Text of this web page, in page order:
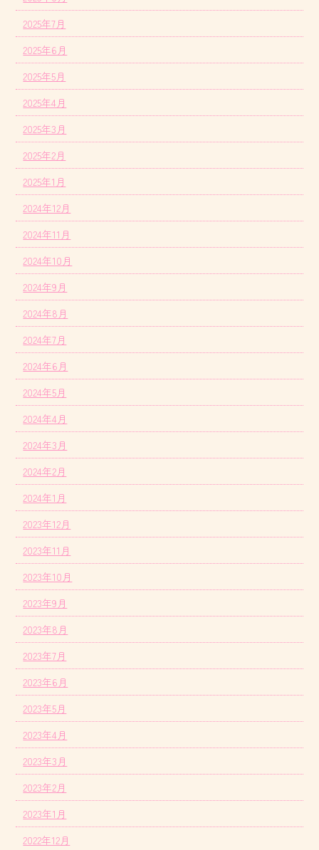
2025年7月
2025年6月
2025年5月
2025年4月
2025年3月
2025年2月
2025年1月
2024年12月
2024年11月
2024年10月
2024年9月
2024年8月
2024年7月
2024年6月
2024年5月
2024年4月
2024年3月
2024年2月
2024年1月
2023年12月
2023年11月
2023年10月
2023年9月
2023年8月
2023年7月
2023年6月
2023年5月
2023年4月
2023年3月
2023年2月
2023年1月
2022年12月